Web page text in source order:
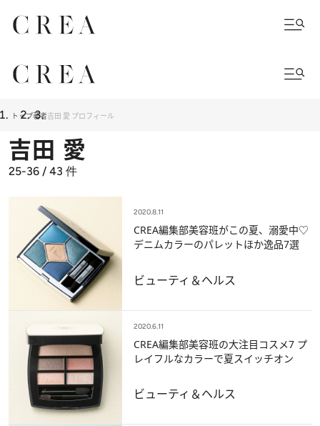
トップ著者吉田 愛 プロフィール
吉田 愛
25-36 / 43 件
2020.8.11
CREA編集部美容班がこの夏、溺愛中♡
デニムカラーのパレットほか逸品7選
ビューティ＆ヘルス
2020.6.11
CREA編集部美容班の大注目コスメ7 プ
レイフルなカラーで夏スイッチオン
ビューティ＆ヘルス